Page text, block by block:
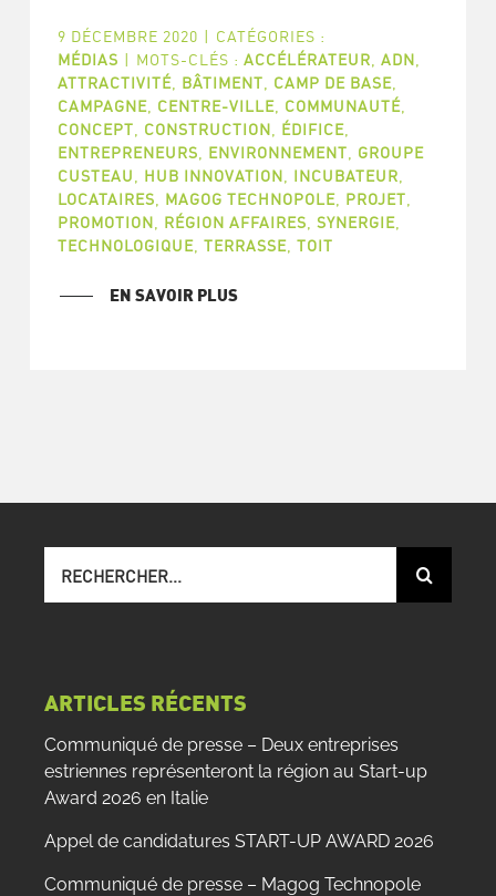
9 DÉCEMBRE 2020 | CATÉGORIES :
MÉDIAS | MOTS-CLÉS : ACCÉLÉRATEUR ADN
ATTRACTIVITÉ, BÂTIMENT CAMP DE BASE,
CAMPAGNE, CENTRE-VILLE, COMMUNAUTÉ,
CONCEPT
CONSTRUCTION ÉDIFICE,
ENTREPRENEURS
ENVIRONNEMENT
GROUPE
CUSTEAU
HUB INNOVATION INCUBATEUR
LOCATAIRES
MAGOG TECHNOPOLE, PROJET
PROMOTION
RÉGION AFFAIRES SYNERGIE,
TECHNOLOGIQUE, TERRASSE, TOIT
EN SAVOIR PLUS
sur
ARTICLES RÉCENTS
Communiqué de presse – Deux entreprises
estriennes représenteront la région au Start-up
Award 2026 en Italie
Appel de candidatures START-UP AWARD 2026
Communiqué de presse – Magog Technopole